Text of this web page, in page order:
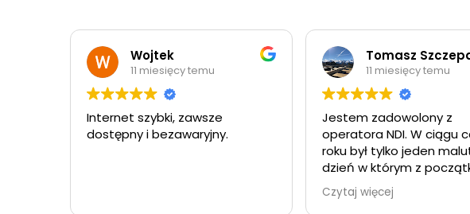
Wojtek
11 miesięcy temu
Internet szybki, zawsze
dostępny i bezawaryjny.
Tomasz Szczepanek
11 miesięcy temu
Jestem zadowolony z
operatora NDI. W ciągu całego
roku był tylko jeden malutki
dzień w którym z początkiem
dnia był problem z internetem
ale został on bardzo szybko
Czytaj więcej